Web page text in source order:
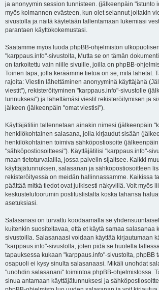
ja anonyymin session tunnisteen. (jälkeenpäin "istunto
myös kolmannen evästeen, kun olet selannut joitakin
sivustolla ja näitä käytetään tallentamaan lukemiasi
parantaen käyttökokemustasi.
Saatamme myös luoda phpBB-ohjelmiston
"karppaus.info"-sivustolta, Mutta se on tämän
on tarkoitettu vain niille sivuille, joilla on phpBB-
Toinen tapa, jolla keräämme tietoa on se, mitä lähetät.
rajoita: Viestin lähettäminen anonyyminä käyttäjänä
viestit"), rekisteröityminen "karppaus.info"-sivustolle
tunnuksesi") ja lähettämäsi viestit rekisteröitymisen ja
jälkeen (jälkeenpäin "omat viestisi").
Käyttäjätiliin tallennetaan ainakin nimesi (jälkeenpäin
henkilökohtainen salasana, jolla kirjaudut sisään
henkilökohtainen toimiva sähköpostiosoite (jälkeenpäin
"sähköpostiosoitteesi"). Käyttäjätilisi "karppaus.info"-
maan tietoturvalailla, jossa palvelin sijaitsee. Kaikki
käyttäjätunnuksen, salasanan ja sähköpostiosoitteen
rekisteröityessä on meidän hallinnassamme. Kaikissa
päättää mitkä tiedot ovat julkisesti näkyvillä. Voit myös
keskustelufoorumin postituslistalta koska tahansa
asetuksiasi.
Salasanasi on turvattu koodaamalla se
kuitenkin suositeltavaa, että et käytä samaa salasanaa
sivustoilla. Salasanaasi voidaan käyttää kirjautumaan
"karppaus.info"-sivustolla, joten pidä se huolella
tapauksessa kukaan "karppaus.info"-sivustolta, phpBB
osapuoli ei kysy sinulta salasanaasi. Mikäli unohdat
"unohdin salasanani" toimintoa phpBB-ohjelmistossa.
sinua antamaan käyttäjätunnuksesi ja